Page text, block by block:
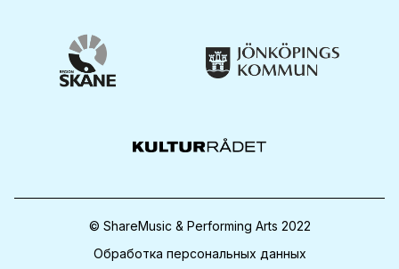
© ShareMusic & Performing Arts 2022
Обработка персональных данных